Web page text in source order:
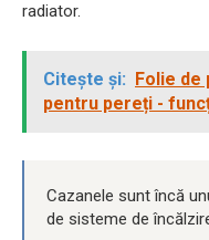
radiator.
Citește și: Folie de
pentru pereți -
Cazanele sunt încă
de sisteme de